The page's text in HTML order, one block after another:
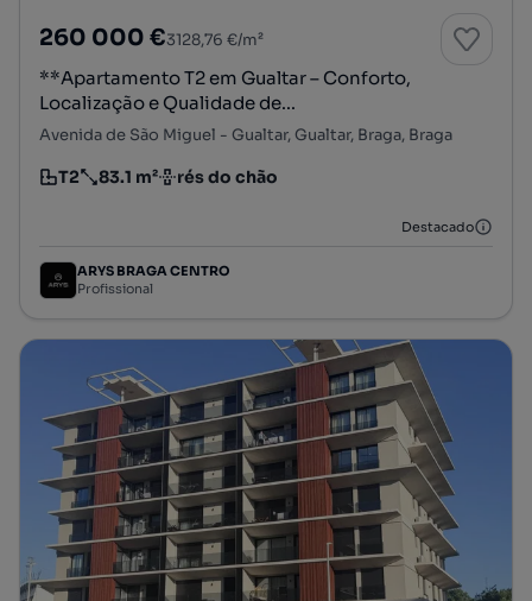
260 000 €3128,76 €/m²
**Apartamento T2 em Gualtar – Conforto,
Localização e Qualidade de...
Avenida de São Miguel - Gualtar, Gualtar, Braga, Braga
Tipologia
T2
Preço por metro quadrado
83.1 m²
Andar rés do chão
Destacado
ARYS BRAGA CENTRO
Profissional